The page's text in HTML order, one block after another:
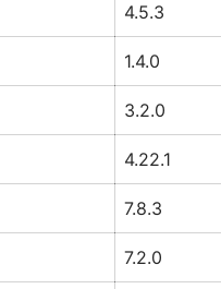
4.5.3
1.4.0
3.2.0
4.22.1
7.8.3
7.2.0